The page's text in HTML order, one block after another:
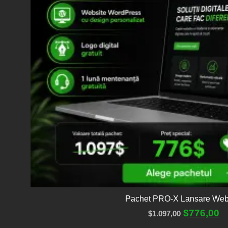
Pachet PRO-X Lansare
$1.097,00 $776,00